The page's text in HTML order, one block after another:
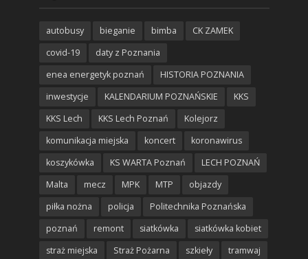
autobusy bieganie bimba
CK ZAMEK
covid-19
daty z Poznania
enea energetyk poznań
HISTORIA POZNANIA
inwestycje
KALENDARIUM POZNAŃSKIE
KKS
KKS Lech
KKS Lech Poznań
Kolejorz
komunikacja miejska
koncert
koronawirus
koszykówka
KS WARTA Poznań
LECH POZNAŃ
Malta
mecz MPK MTP
objazdy
piłka nożna
policja
Politechnika Poznańska
poznań
remont siatkówka
siatkówka kobiet
straż miejska
Straż Pożarna szkieły
tramwaj